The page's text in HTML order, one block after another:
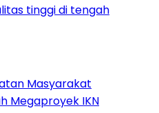
Masyarakat
Megaproyek IKN